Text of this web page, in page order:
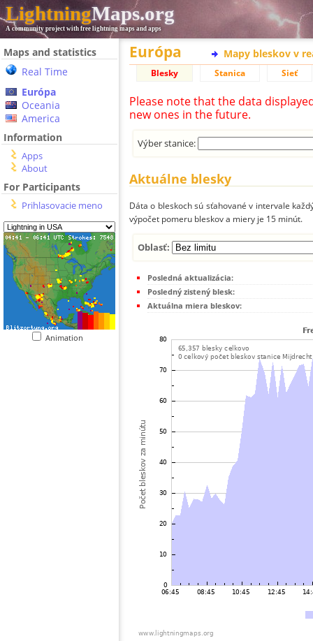
LightningMaps.org
A community project with free lightning maps and apps
Maps and statistics
Real Time
Európa
Oceania
America
Information
Apps
About
For Participants
Prihlasovacie meno
Animation
Európa Mapy bleskov v
Blesky Stanica Sieť
Please note that the data
new ones in the future.
Výber stanice:
Aktuálne blesky
Dáta o bleskoch sú sťahované v intervale
výpočet pomeru bleskov a miery je 15 minút.
Oblasť:
Posledná aktualizácia:
Posledný zistený blesk:
Aktuálna miera bleskov: